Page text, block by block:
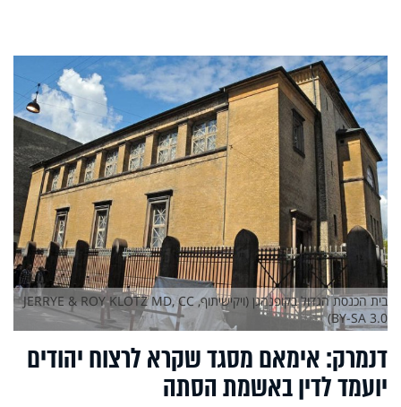
דנמרק: אימאם מסגד שקרא לרצוח יהודים
יועמד לדין באשמת הסתה
בית הכנסת הגדול בקופנהגן (ויקישיתוף, JERRYE & ROY KLOTZ MD, CC
BY-SA 3.0)